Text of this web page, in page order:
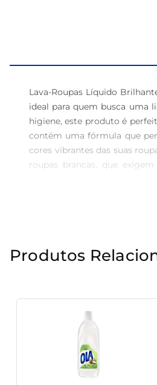
Lava-Roupas Líquido
ideal para quem busca uma
higiene, este produto é
contém uma fórmula que
cores vibrantes das suas
roupas brancas, que
a experiência de uso das
Produtos